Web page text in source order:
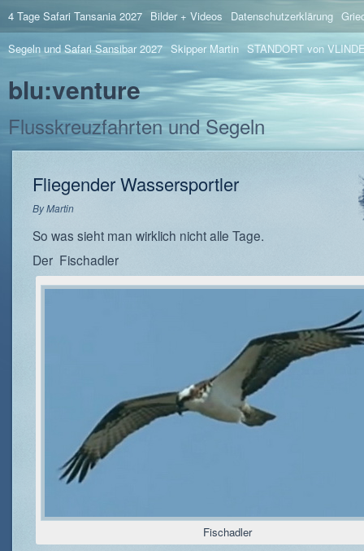
4 Tage Safari Tansania 2027 Bilder + Videos Datenschutzerklärung
Segeln und Safari Sansibar 2027 Skipper Martin STANDORT von
blu:venture
Flusskreuzfahrten und Segeln
Fliegender Wassersportler
ByMartin
So was sieht man wirklich nicht alle Tage.
Der Fischadler
Fischadler